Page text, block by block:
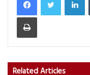
Print
Related Articles